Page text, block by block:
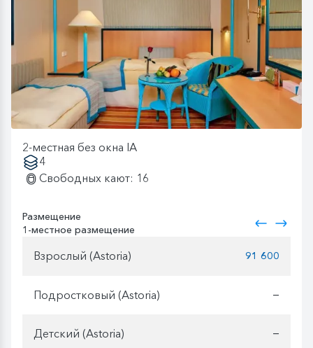
2-местная без окна IA
4
Свободных кают: 16
Размещение
1-местное размещение
Взрослый (Astoria) 91 600
Подростковый (Astoria) —
Детский (Astoria) —